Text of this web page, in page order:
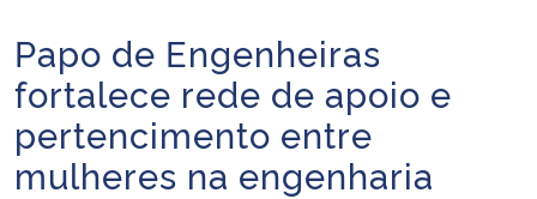
Ministério da Infraestrutura
Ministério da Agricultura, Pecuária e Abastecimento
Ministério da Educação
Início do conteúdo
Papo de Engenheiras
fortalece rede de apoio e
pertencimento entre
mulheres na engenharia